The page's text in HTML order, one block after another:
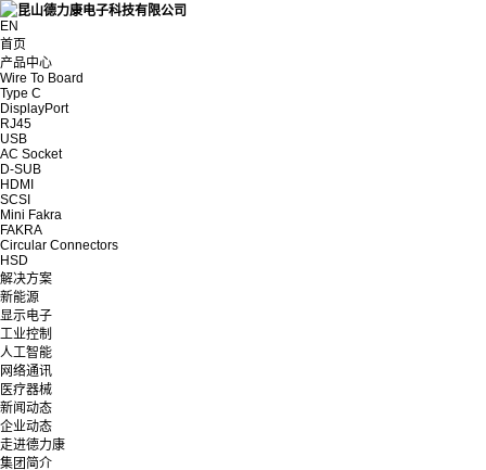
EN
首页
产品中心
Wire To Board
Type C
DisplayPort
RJ45
USB
AC Socket
D-SUB
HDMI
SCSI
Mini Fakra
FAKRA
Circular Connectors
HSD
解决方案
新能源
显示电子
工业控制
人工智能
网络通讯
医疗器械
新闻动态
企业动态
走进德力康
集团简介